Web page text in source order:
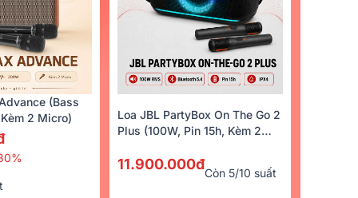
(Bass
2 Micro)
Loa JBL PartyBox On The Go 2
Plus (100W, Pin 15h, Kèm 2
11.900.000đ
Còn 5/10 suất